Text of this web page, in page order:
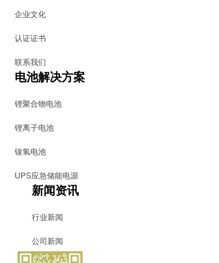
企业文化
认证证书
联系我们
电池解决方案
锂聚合物电池
锂离子电池
镍氢电池
UPS应急储能电源
新闻资讯
行业新闻
公司新闻